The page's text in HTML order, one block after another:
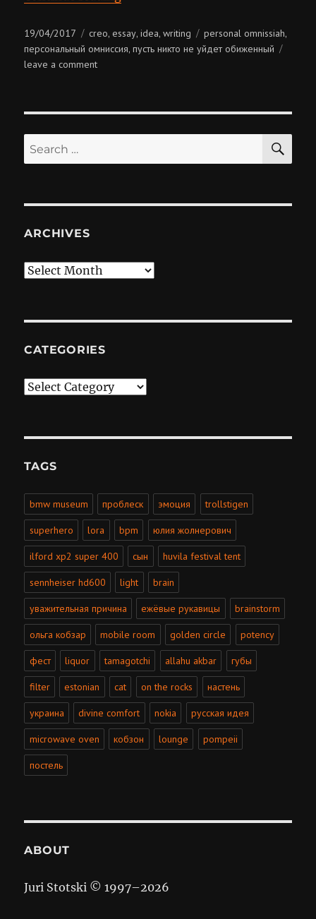
Posted
on
19/04/2017 Categories
creo,essay,idea,writing Tags
personal omnissiah,
персональный омниссия,пусть никто не уйдет обиженный
leave a commenton
Search
for:
ARCHIVES
Archives
CATEGORIES
Categories
TAGS
bmw museum проблеск эмоция trollstigen
superhero lora bpm юлия жолнерович
ilford xp2 super 400 сын huvila festival tent
sennheiser hd600 light brain
уважительная причина ежёвые рукавицы brainstorm
ольга кобзар mobile room golden circle potency
фест liquor tamagotchi allahu akbar губы
filter estonian cat on the rocks настень
украина divine comfort nokia русская идея
microwave oven кобзон lounge pompeii
постель
ABOUT
Juri Stotski © 1997–2026